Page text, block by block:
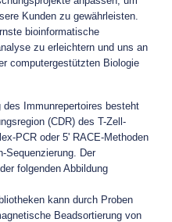
Kunden zu gewährleisten.
bioinformatische
zu erleichtern und uns an
computergestützten Biologie
Immunrepertoires besteht
(CDR) des T-Zell-
PCR oder 5' RACE-Methoden
Sequenzierung. Der
folgenden Abbildung
kann durch Proben
Beadsortierung von